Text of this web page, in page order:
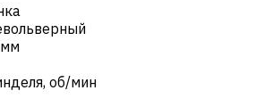
об/мин